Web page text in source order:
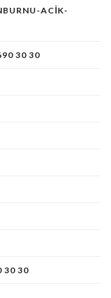
ACIK-
30 30
30 30